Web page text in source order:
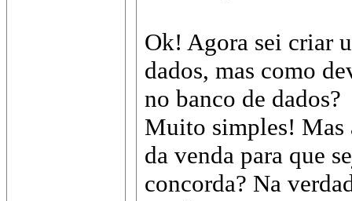
Ok! Agora sei criar
dados, mas como
no banco de dados?
Muito simples! Mas
da venda para que
concorda? Na